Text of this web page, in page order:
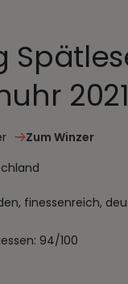
2021
Zum Winzer
finessenreich,
94/100